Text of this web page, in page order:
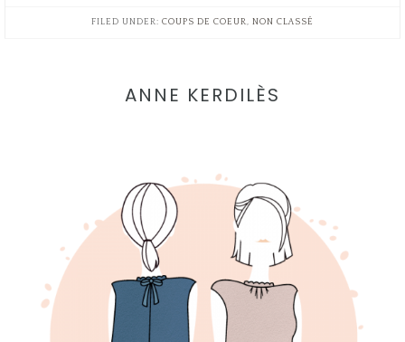
FILED UNDER: COUPS DE COEUR, NON CLASSÉ
ANNE KERDILÈS